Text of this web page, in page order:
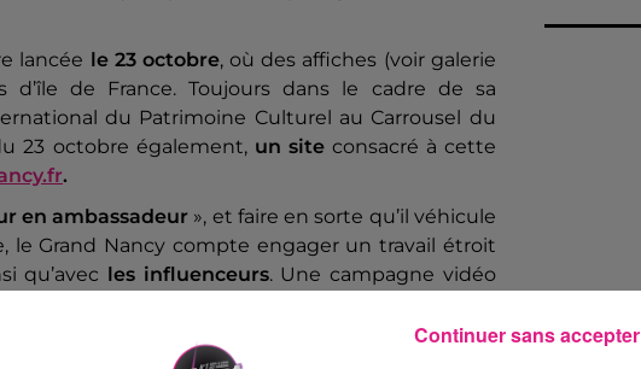
lancée le 23 octobre, où des affiches (voir galerie
de France. Toujours dans le cadre de sa
du Patrimoine Culturel au Carrousel du
23 octobre également, un siteconsacré à cette
.
en ambassadeur », et faire en sorte qu’il véhicule
le Grand Nancy compte engager un travail étroit
qu’avec les influenceurs. Une campagne vidéo
Continuer sans accepter